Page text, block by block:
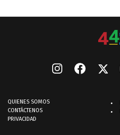
QUIENES SOMOS
CONTÁCTENOS
PRIVACIDAD